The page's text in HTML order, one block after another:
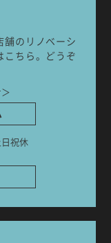
舗のリノベーシ
こちら。どうぞ
祝休